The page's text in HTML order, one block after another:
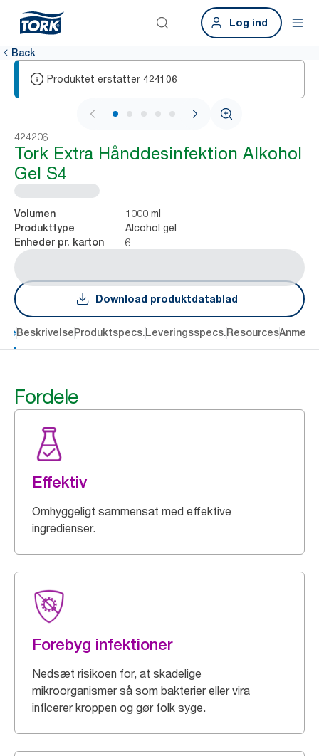
Log ind
Back
Produktet erstatter 424106
1 / 5
424206
Tork Extra Hånddesinfektion Alkohol
Gel S4
Volumen 1000 ml
Produkttype Alcohol gel
Enheder pr. karton 6
Download produktdatablad
BeskrivelseProduktspecs.Leveringsspecs.Resources
Fordele
Effektiv
Omhyggeligt sammensat med effektive
ingredienser.
Forebyg infektioner
Nedsæt risikoen for, at skadelige
mikroorganismer så som bakterier eller vira
inficerer kroppen og gør folk syge.